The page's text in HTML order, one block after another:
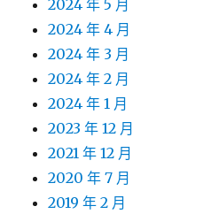
2024 年 5 月
2024 年 4 月
2024 年 3 月
2024 年 2 月
2024 年 1 月
2023 年 12 月
2021 年 12 月
2020 年 7 月
2019 年 2 月